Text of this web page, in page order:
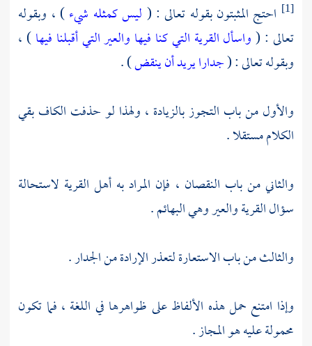
[1] احتج المثبتون بقوله تعالى : ( ليس كمثله شيء) ، وبقوله
تعالى : (واسأل القرية التي كنا فيها والعير التي أقبلنا فيها) ،
وبقوله تعالى : (جدارا يريد أن ينقض) .
والأول من باب التجوز بالزيادة ، ولهذا لو حذفت الكاف بقي
الكلام مستقلا .
والثاني من باب النقصان ، فإن المراد به أهل القرية لاستحالة
سؤال القرية والعير وهي البهائم .
والثالث من باب الاستعارة لتعذر الإرادة من الجدار .
وإذا امتنع حمل هذه الألفاظ على ظواهرها في اللغة ، فما تكون
محمولة عليه هو المجاز .